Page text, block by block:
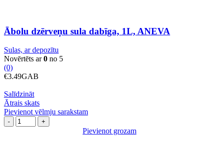
Ābolu dzērveņu sula dabīga, 1L, ANEVA
Sulas, ar depozītu
Novērtēts ar0 no 5
(0)
€3.49GAB
Salīdzināt
Ātrais skats
Pievienot vēlmju sarakstam
Ābolu
dzērveņu
Pievienot grozam